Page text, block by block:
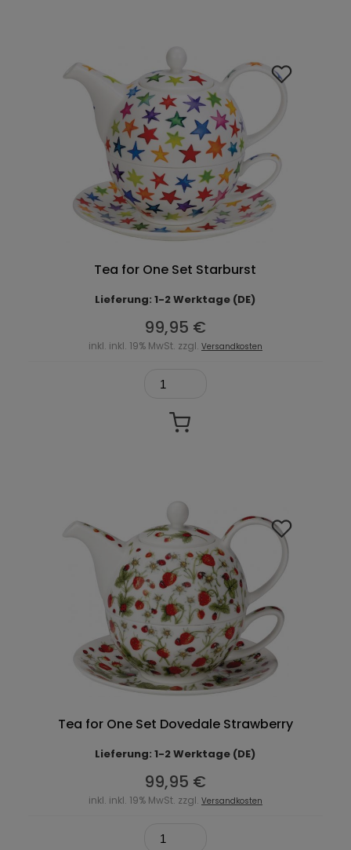
Tea for One Set Starburst
Lieferung: 1-2 Werktage (DE)
99,95 €
inkl. inkl. 19% MwSt. zzgl. Versandkosten
Tea for One Set Dovedale Strawberry
Lieferung: 1-2 Werktage (DE)
99,95 €
inkl. inkl. 19% MwSt. zzgl. Versandkosten